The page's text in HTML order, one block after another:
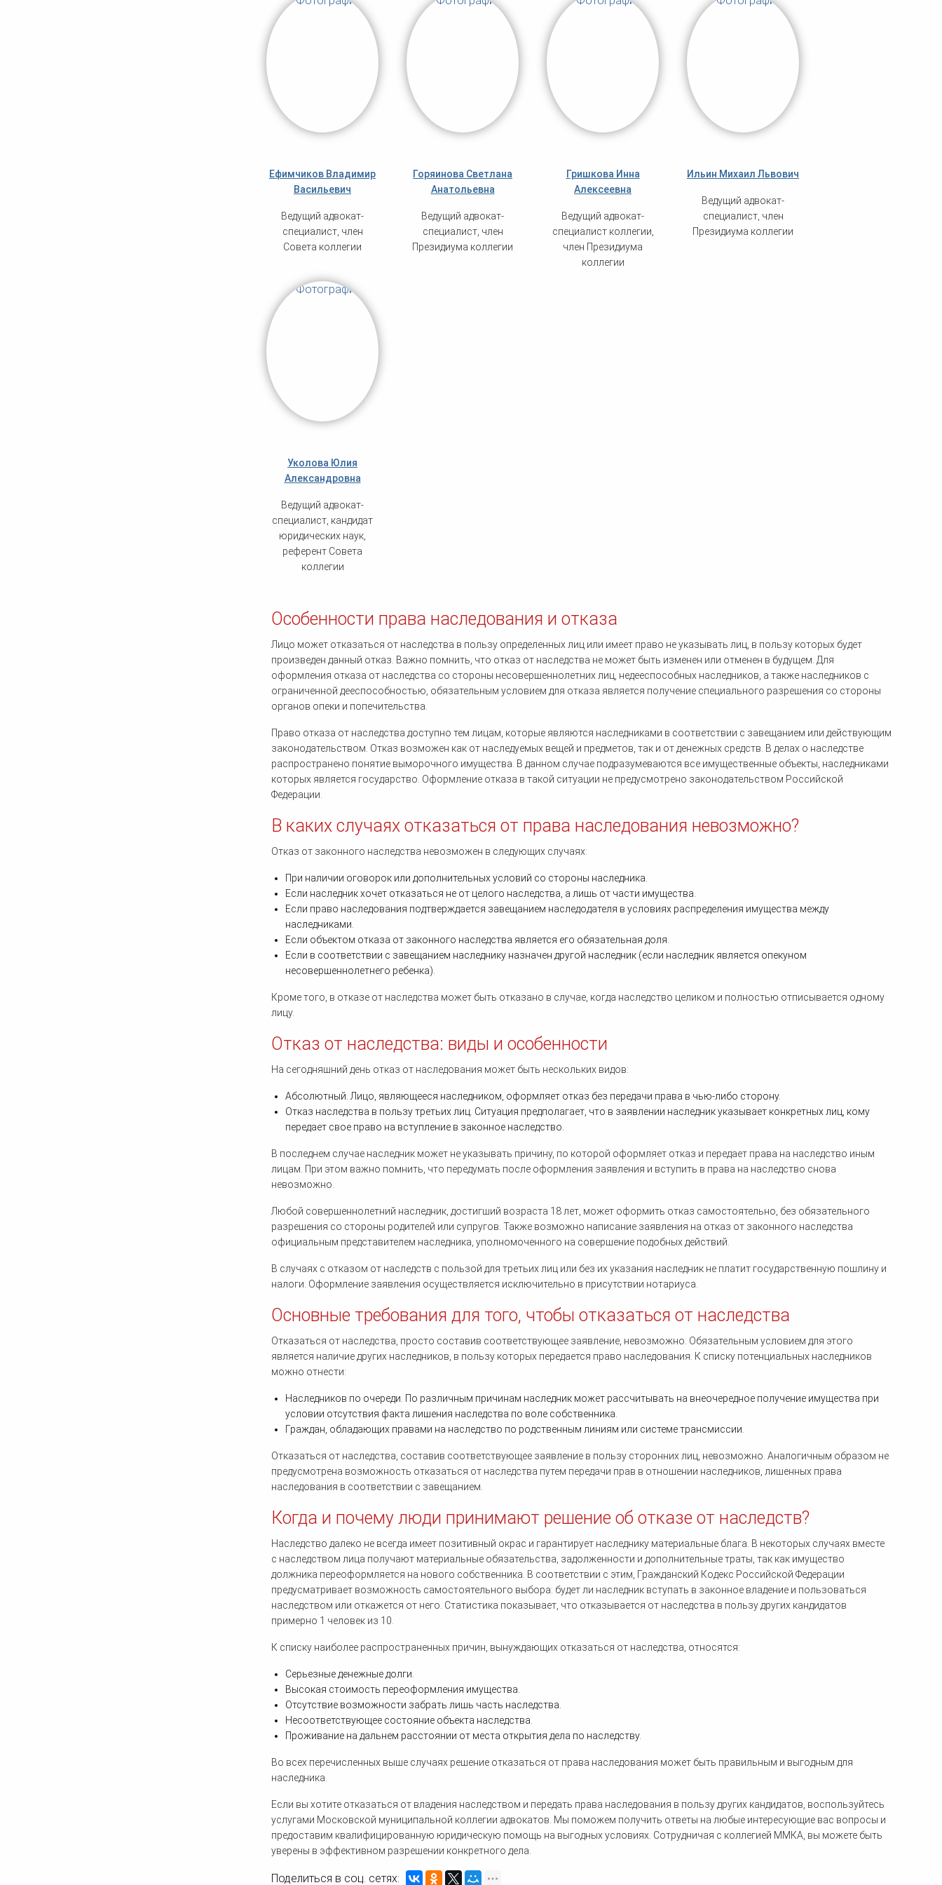
Ефимчиков Владимир
Васильевич
Ведущий адвокат-
специалист, член
Совета коллегии
Горяинова Светлана
Анатольевна
Ведущий адвокат-
специалист, член
Президиума коллегии
Гришкова Инна
Алексеевна
Ведущий адвокат-
специалист коллегии,
член Президиума
коллегии
Ильин Михаил Львович
Ведущий адвокат-
специалист, член
Президиума коллегии
Уколова Юлия
Александровна
Ведущий адвокат-
специалист, кандидат
юридических наук,
референт Совета
коллегии
Особенности права наследования и отказа
Лицо может отказаться от наследства в пользу определенных лиц или имеет право не указывать лиц, в пользу которых будет
произведен данный отказ. Важно помнить, что отказ от наследства не может быть изменен или отменен в будущем. Для
оформления отказа от наследства со стороны несовершеннолетних лиц, недееспособных наследников, а также наследников с
ограниченной дееспособностью, обязательным условием для отказа является получение специального разрешения со стороны
органов опеки и попечительства.
Право отказа от наследства доступно тем лицам, которые являются наследниками в соответствии с завещанием или действующим
законодательством. Отказ возможен как от наследуемых вещей и предметов, так и от денежных средств. В делах о наследстве
распространено понятие выморочного имущества. В данном случае подразумеваются все имущественные объекты, наследниками
которых является государство. Оформление отказа в такой ситуации не предусмотрено законодательством Российской
Федерации.
В каких случаях отказаться от права наследования невозможно?
Отказ от законного наследства невозможен в следующих случаях:
При наличии оговорок или дополнительных условий со стороны наследника.
Если наследник хочет отказаться не от целого наследства, а лишь от части имущества.
Если право наследования подтверждается завещанием наследодателя в условиях распределения имущества между
наследниками.
Если объектом отказа от законного наследства является его обязательная доля.
Если в соответствии с завещанием наследнику назначен другой наследник (если наследник является опекуном
несовершеннолетнего ребенка).
Кроме того, в отказе от наследства может быть отказано в случае, когда наследство целиком и полностью отписывается одному
лицу.
Отказ от наследства: виды и особенности
На сегодняшний день отказ от наследования может быть нескольких видов:
Абсолютный. Лицо, являющееся наследником, оформляет отказ без передачи права в чью-либо сторону.
Отказ наследства в пользу третьих лиц. Ситуация предполагает, что в заявлении наследник указывает конкретных лиц, кому
передает свое право на вступление в законное наследство.
В последнем случае наследник может не указывать причину, по которой оформляет отказ и передает права на наследство иным
лицам. При этом важно помнить, что передумать после оформления заявления и вступить в права на наследство снова
невозможно.
Любой совершеннолетний наследник, достигший возраста 18 лет, может оформить отказ самостоятельно, без обязательного
разрешения со стороны родителей или супругов. Также возможно написание заявления на отказ от законного наследства
официальным представителем наследника, уполномоченного на совершение подобных действий.
В случаях с отказом от наследств с пользой для третьих лиц или без их указания наследник не платит государственную пошлину и
налоги. Оформление заявления осуществляется исключительно в присутствии нотариуса.
Основные требования для того, чтобы отказаться от наследства
Отказаться от наследства, просто составив соответствующее заявление, невозможно. Обязательным условием для этого
является наличие других наследников, в пользу которых передается право наследования. К списку потенциальных наследников
можно отнести:
Наследников по очереди. По различным причинам наследник может рассчитывать на внеочередное получение имущества при
условии отсутствия факта лишения наследства по воле собственника.
Граждан, обладающих правами на наследство по родственным линиям или системе трансмиссии.
Отказаться от наследства, составив соответствующее заявление в пользу сторонних лиц, невозможно. Аналогичным образом не
предусмотрена возможность отказаться от наследства путем передачи прав в отношении наследников, лишенных права
наследования в соответствии с завещанием.
Когда и почему люди принимают решение об отказе от наследств?
Наследство далеко не всегда имеет позитивный окрас и гарантирует наследнику материальные блага. В некоторых случаях вместе
с наследством лица получают материальные обязательства, задолженности и дополнительные траты, так как имущество
должника переоформляется на нового собственника. В соответствии с этим, Гражданский Кодекс Российской Федерации
предусматривает возможность самостоятельного выбора: будет ли наследник вступать в законное владение и пользоваться
наследством или откажется от него. Статистика показывает, что отказывается от наследства в пользу других кандидатов
примерно 1 человек из 10.
К списку наиболее распространенных причин, вынуждающих отказаться от наследства, относятся:
Серьезные денежные долги.
Высокая стоимость переоформления имущества.
Отсутствие возможности забрать лишь часть наследства.
Несоответствующее состояние объекта наследства.
Проживание на дальнем расстоянии от места открытия дела по наследству.
Во всех перечисленных выше случаях решение отказаться от права наследования может быть правильным и выгодным для
наследника.
Если вы хотите отказаться от владения наследством и передать права наследования в пользу других кандидатов, воспользуйтесь
услугами Московской муниципальной коллегии адвокатов. Мы поможем получить ответы на любые интересующие вас вопросы и
предоставим квалифицированную юридическую помощь на выгодных условиях. Сотрудничая с коллегией ММКА, вы можете быть
уверены в эффективном разрешении конкретного дела.
Поделиться в соц. сетях: